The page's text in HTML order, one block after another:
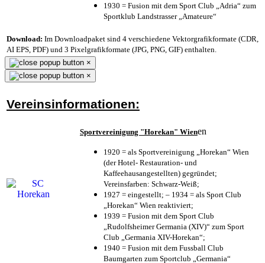
1930 = Fusion mit dem Sport Club „Adria“ zum
Sportklub Landstrasser „Amateure“
Download: Im Downloadpaket sind 4 verschiedene Vektorgrafikformate (CDR,
AI EPS, PDF) und 3 Pixelgrafikformate (JPG, PNG, GIF) enthalten.
×
×
Vereinsinformationen:
Sportvereinigung "Horekan" Wienen
1920 = als Sportvereinigung „Horekan“ Wien
(der Hotel- Restauration- und
Kaffeehausangestellten) gegründet;
Vereinsfarben: Schwarz-Weiß;
1927 = eingestellt; – 1934 = als Sport Club
„Horekan“ Wien reaktiviert;
1939 = Fusion mit dem Sport Club
„Rudolfsheimer Germania (XIV)“ zum Sport
Club „Germania XIV-Horekan“;
1940 = Fusion mit dem Fussball Club
Baumgarten zum Sportclub „Germania“